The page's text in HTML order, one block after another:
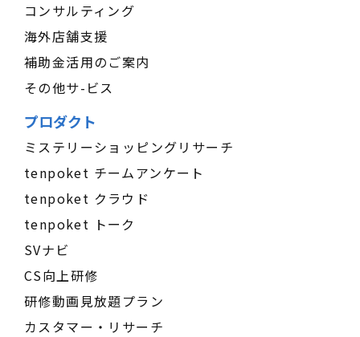
コンサルティング
海外店舗支援
補助金活用のご案内
その他サ-ビス
プロダクト
ミステリーショッピングリサーチ
tenpoket チームアンケート
tenpoket クラウド
tenpoket トーク
SVナビ
CS向上研修
研修動画見放題プラン
カスタマー・リサーチ